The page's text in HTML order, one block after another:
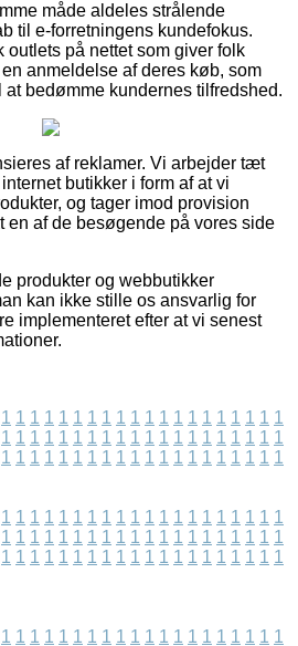
måde aldeles strålende
til e-forretningens kundefokus.
outlets på nettet som giver folk
anmeldelse af deres køb, som
bedømme kundernes tilfredshed.
af reklamer. Vi arbejder tæt
butikker i form af at vi
og tager imod provision
en af de besøgende på vores side
produkter og webbutikker
kan ikke stille os ansvarlig for
implementeret efter at vi senest
1 1 1 1 1 1 1 1 1 1 1 1 1 1 1 1 1 1 1 1
1 1 1 1 1 1 1 1 1 1 1 1 1 1 1 1 1 1 1 1
1 1 1 1 1 1 1 1 1 1 1 1 1 1 1 1 1 1 1 1
1 1 1 1 1 1 1 1 1 1 1 1 1 1 1 1 1 1 1 1
1 1 1 1 1 1 1 1 1 1 1 1 1 1 1 1 1 1 1 1
1 1 1 1 1 1 1 1 1 1 1 1 1 1 1 1 1 1 1 1
1 1 1 1 1 1 1 1 1 1 1 1 1 1 1 1 1 1 1 1